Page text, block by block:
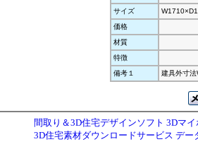
サイズ
価格
材質
特徴
備考１
建具外寸
間取り＆3D住宅デザインソフト 3Dマ
3D住宅素材ダウンロードサービス デー